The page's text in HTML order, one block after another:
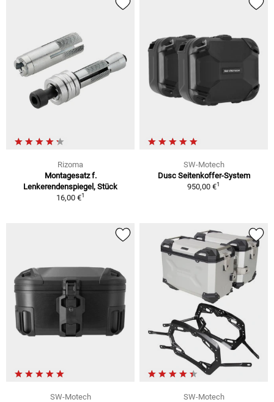
Rizoma
Montagesatz f.
Lenkerendenspiegel, Stück
16,00 €1
SW-Motech
Dusc Seitenkoffer-System
950,00 €1
SW-Motech
SW-Motech